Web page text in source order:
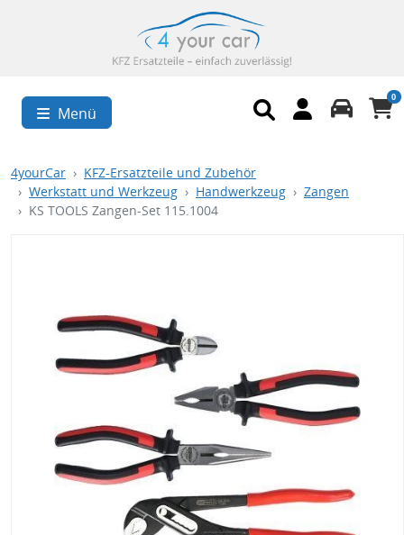
Menü
0
4yourCar
KFZ-Ersatzteile und Zubehör
Werkstatt und Werkzeug
Handwerkzeug
Zangen
KS TOOLS Zangen-Set 115.1004